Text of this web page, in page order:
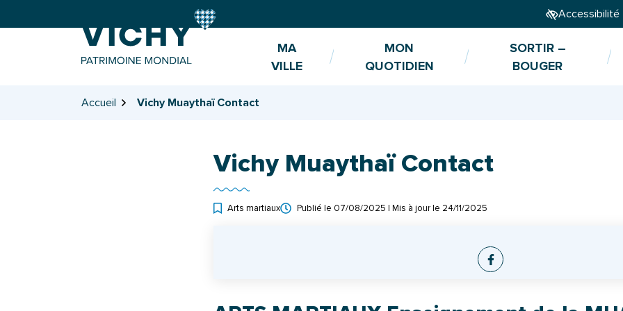
Accessibilité
MA
VILLE
MON
QUOTIDIEN
SORTIR –
BOUGER
Accueil Vichy Muaythaï Contact
Vichy Muaythaï Contact
Arts martiaux Publié le 07/08/2025 | Mis à jour le 24/11/2025
Facebook